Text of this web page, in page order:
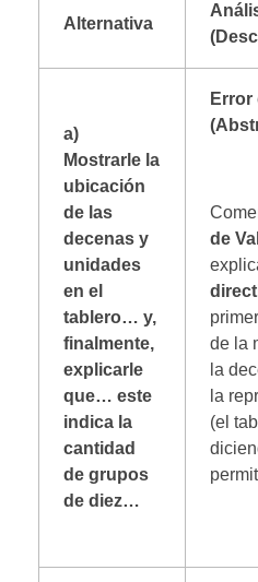
Alternativa
a)
Mostrarle la
ubicación
de las
decenas y
unidades
en el
tablero… y,
finalmente,
explicarle
que… este
indica la
cantidad
de grupos
de diez…
Error
de
de la
la
la
(el